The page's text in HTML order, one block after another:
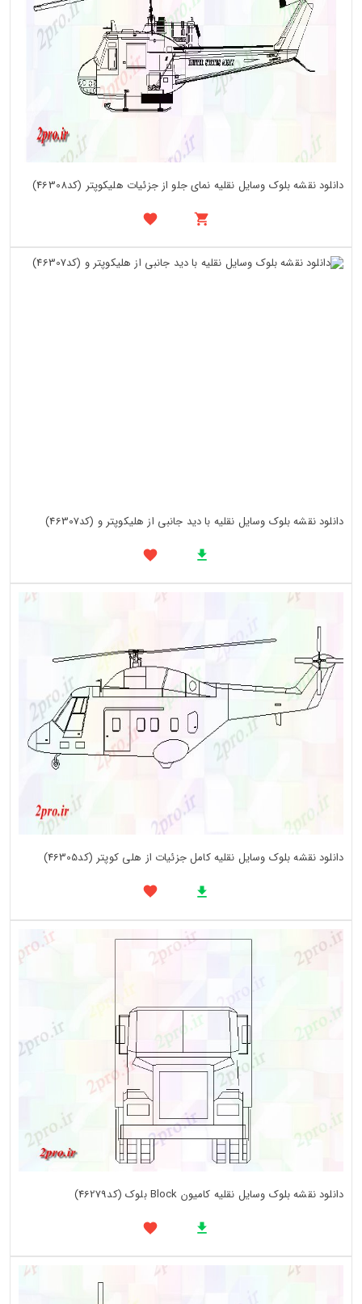
دانلود نقشه بلوک وسایل نقلیه نمای جلو از جزئیات هلیکوپتر (کد46308)
دانلود نقشه بلوک وسایل نقلیه با دید جانبی از هلیکوپتر و (کد46307)
دانلود نقشه بلوک وسایل نقلیه کامل جزئیات از هلی کوپتر (کد46305)
دانلود نقشه بلوک وسایل نقلیه کامیون Block بلوک (کد46279)